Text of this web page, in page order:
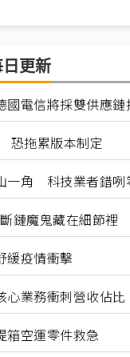
更新
電信將採雙供應鏈
恐拖累版本制定
一角 科技業者錯
鏈魔鬼藏在細節裡
緩疫情衝擊
業務衝刺營收佔比
空運零件救急